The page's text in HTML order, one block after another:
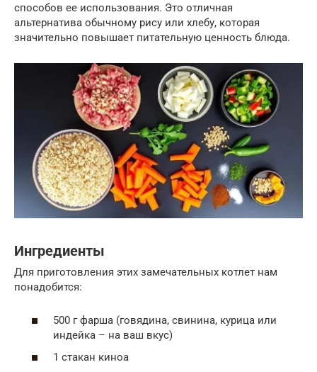
способов ее использования. Это отличная
альтернатива обычному рису или хлебу, которая
значительно повышает питательную ценность блюда.
Ингредиенты
Для приготовления этих замечательных котлет нам
понадобится:
500 г фарша (говядина, свинина, курица или
индейка – на ваш вкус)
1 стакан киноа